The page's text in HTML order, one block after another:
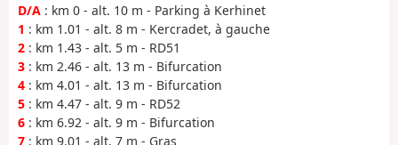
D/A : km 0 - alt. 10 m - Parking à Kerhinet
1 : km 1.01 - alt. 8 m - Kercradet, à gauche
2 : km 1.43 - alt. 5 m - RD51
3 : km 2.46 - alt. 13 m - Bifurcation
4 : km 4.01 - alt. 13 m - Bifurcation
5 : km 4.47 - alt. 9 m - RD52
6 : km 6.92 - alt. 9 m - Bifurcation
7 : km 9.01 - alt. 7 m - Gras